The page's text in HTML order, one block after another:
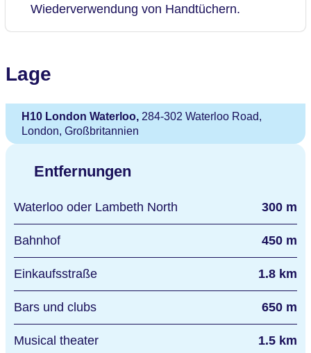
Wiederverwendung von Handtüchern.
Lage
H10 London Waterloo, 284-302 Waterloo Road,
London, Großbritannien
Entfernungen
Waterloo oder Lambeth North 300 m
Bahnhof 450 m
Einkaufsstraße 1.8 km
Bars und clubs 650 m
Musical theater 1.5 km